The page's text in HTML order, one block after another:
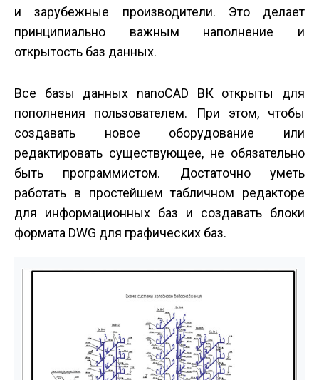
и зарубежные производители. Это делает
принципиально важным наполнение и
открытость баз данных.
Все базы данных nanoCAD ВК открыты для
пополнения пользователем. При этом, чтобы
создавать новое оборудование или
редактировать существующее, не обязательно
быть программистом. Достаточно уметь
работать в простейшем табличном редакторе
для информационных баз и создавать блоки
формата DWG для графических баз.